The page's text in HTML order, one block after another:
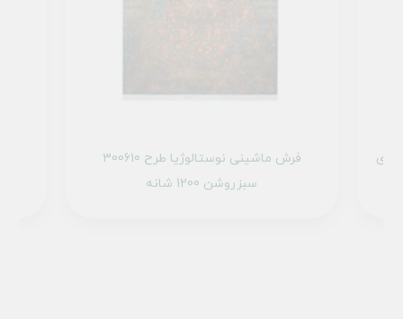
فرش ماشینی نوستالوژیا طرح 300610
سبزروشن 1200 شانه
نوستالوژیا طرح 300600 آجری